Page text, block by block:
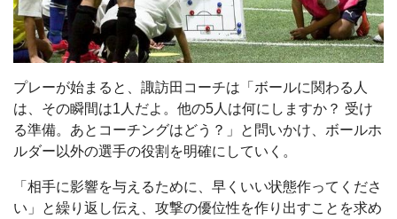
プレーが始まると、諏訪田コーチは「ボールに関わる人
は、その瞬間は1人だよ。他の5人は何にしますか？ 受け
る準備。あとコーチングはどう？」と問いかけ、ボールホ
ルダー以外の選手の役割を明確にしていく。
「相手に影響を与えるために、早くいい状態作ってくださ
い」と繰り返し伝え、攻撃の優位性を作り出すことを求め